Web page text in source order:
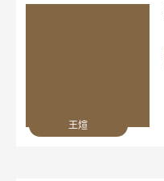
王煊